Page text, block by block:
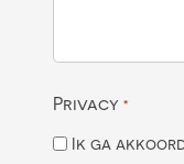
Privacy *
Ik ga